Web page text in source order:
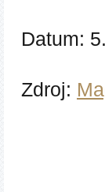
Datum:
Zdroj: